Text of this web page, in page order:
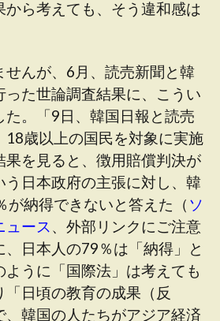
から考えても、そう違和感は
せんが、6月、読売新聞と韓
った世論調査結果に、こうい
た。「9日、韓国日報と読売
18歳以上の国民を対象に実施
果を見ると、徴用賠償判決が
う日本政府の主張に対し、韓
が納得できないと答えた（ ソ
ュース 、外部リンクにご注意
、日本人の79％は「納得」と
うに「国際法」は考えても
日頃の教育の成果（反
、韓国の人たちがアジア経済